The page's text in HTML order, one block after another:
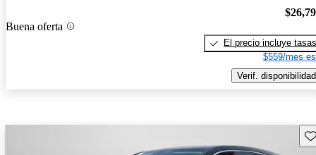
Buena oferta
El precio incluye tasas
$559/mes
Verif. disponibilidad